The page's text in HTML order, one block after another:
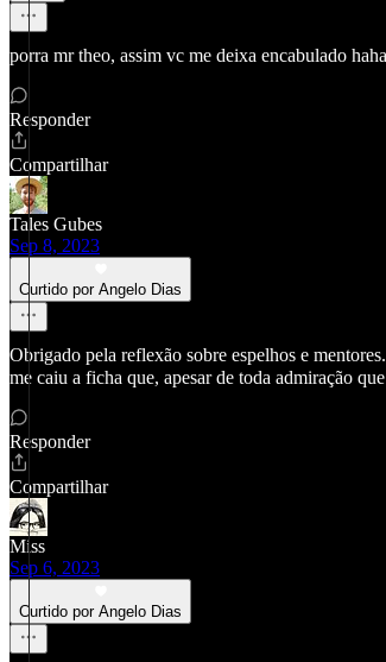
porra mr theo, assim vc me deixa encabulado
Responder
Compartilhar
Tales Gubes
Sep 8, 2023
Curtido por Angelo Dias
Obrigado pela reflexão sobre espelhos e
me caiu a ficha que, apesar de toda admiração
Responder
Compartilhar
Miss
Sep 6, 2023
Curtido por Angelo Dias